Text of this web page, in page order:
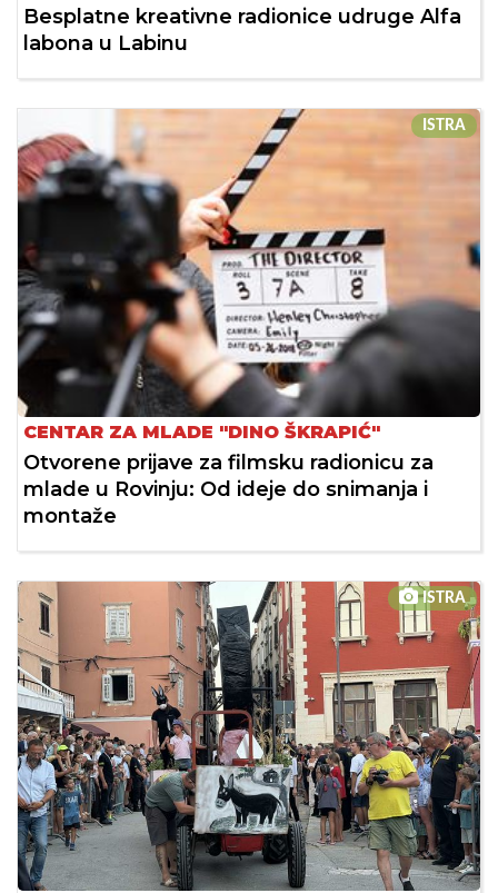
Besplatne kreativne radionice udruge Alfa
labona u Labinu
ISTRA
CENTAR ZA MLADE "DINO ŠKRAPIĆ"
Otvorene prijave za filmsku radionicu za
mlade u Rovinju: Od ideje do snimanja i
montaže
ISTRA